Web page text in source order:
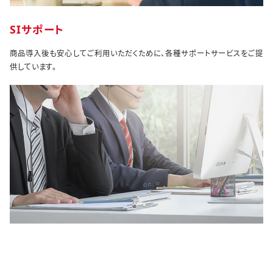
SIサポート
商品導入後も安心してご利用いただくために、各種サポートサービスをご提
供しています。